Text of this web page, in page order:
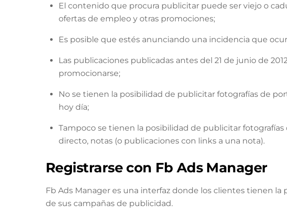
El contenido que procura publicitar puede ser viejo o
ofertas de empleo y otras promociones;
Es posible que estés anunciando una incidencia que
Las publicaciones publicadas antes del 21 de junio de
promocionarse;
No se tienen la posibilidad de publicitar fotografías de
hoy día;
Tampoco se tienen la posibilidad de publicitar
directo, notas (o publicaciones con links a una nota).
Registrarse con Fb Ads Manager
Fb Ads Manager es una interfaz donde los clientes tienen
de sus campañas de publicidad.